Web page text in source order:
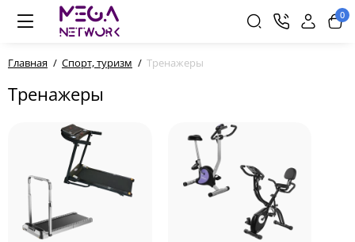
0
Главная Спорт, туризм Тренажеры
Тренажеры